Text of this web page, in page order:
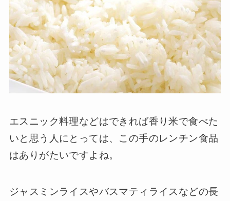
エスニック料理などはできれば香り米で食べた
いと思う人にとっては、この手のレンチン食品
はありがたいですよね。
ジャスミンライスやバスマティライスなどの長